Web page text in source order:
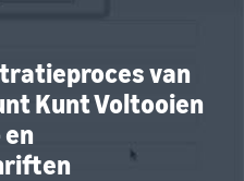
van
Kunt Voltooien
en